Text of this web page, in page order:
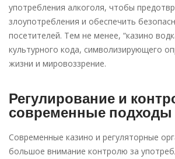
употребления алкоголя, чтобы
злоупотребления и обеспечить
посетителей. Тем не менее, “казино
культурного кода, символизирующего
жизни и мировоззрение.
Регулирование и
современные подходы
Современные казино и регуляторные
большое внимание контролю за